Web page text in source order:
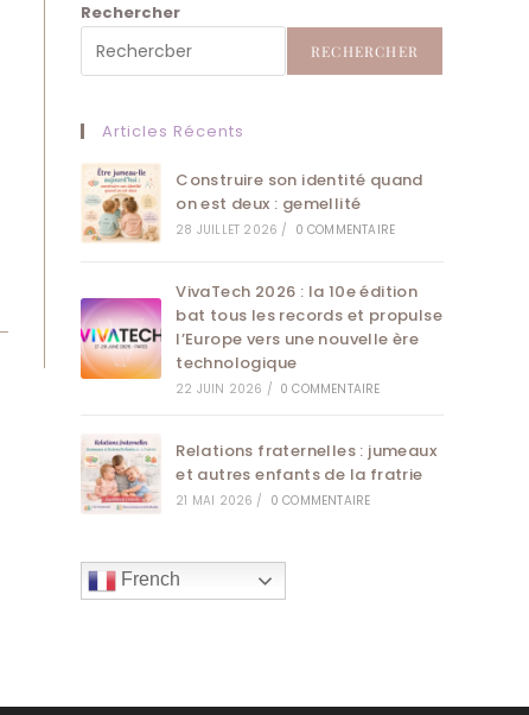
SEARCH
Rechercher
RECHERCHER
Articles Récents
Construire son identité quand
on est deux : gemellité
28 JUILLET 2026 / 0 COMMENTAIRE
VivaTech 2026 : la 10e édition
bat tous les records et propulse
l’Europe vers une nouvelle ère
technologique
22 JUIN 2026 / 0 COMMENTAIRE
Relations fraternelles : jumeaux
et autres enfants de la fratrie
21 MAI 2026 / 0 COMMENTAIRE
French